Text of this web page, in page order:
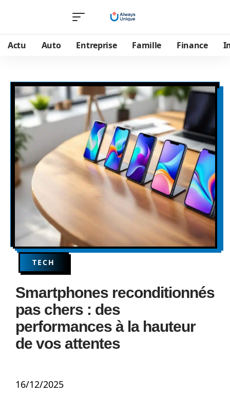
Actu Auto Entreprise Famille Finance
TECH
Smartphones reconditionnés
pas chers : des
performances à la hauteur
de vos attentes
16/12/2025